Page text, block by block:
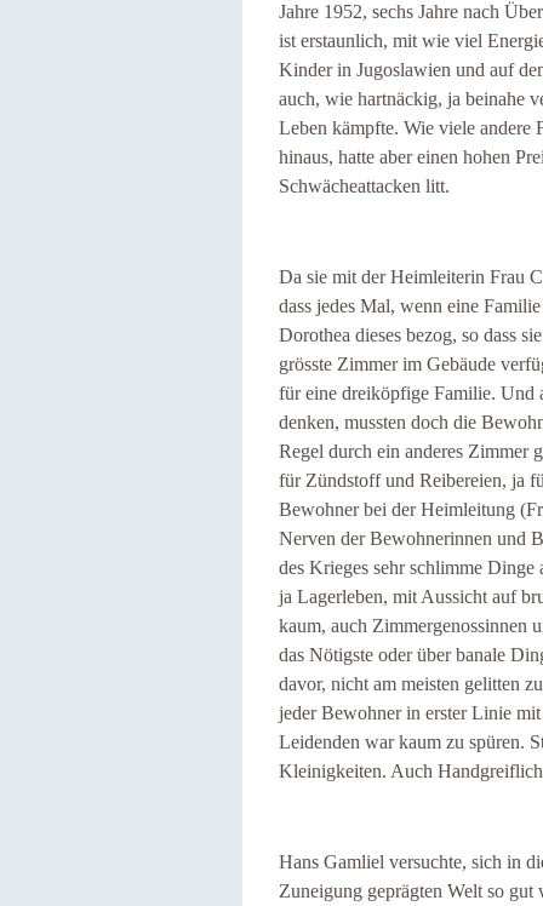
Jahre 1952, sechs Jahre nach
ist erstaunlich, mit wie viel
Kinder in Jugoslawien und auf
auch, wie hartnäckig, ja beinahe
Leben kämpfte. Wie viele andere
hinaus, hatte aber einen hohen
Schwächeattacken litt.
Da sie mit der Heimleiterin Frau
dass jedes Mal, wenn eine
Dorothea dieses bezog, so dass
grösste Zimmer im Gebäude
für eine dreiköpfige Familie. Und
denken, mussten doch die
Regel durch ein anderes Zimmer
für Zündstoff und Reibereien, ja
Bewohner bei der Heimleitung
Nerven der Bewohnerinnen und
des Krieges sehr schlimme
ja Lagerleben, mit Aussicht auf
kaum, auch Zimmergenossinnen
das Nötigste oder über banale
davor, nicht am meisten gelitten
jeder Bewohner in erster Linie
Leidenden war kaum zu spüren.
Kleinigkeiten. Auch
Hans Gamliel versuchte, sich in
Zuneigung geprägten Welt so